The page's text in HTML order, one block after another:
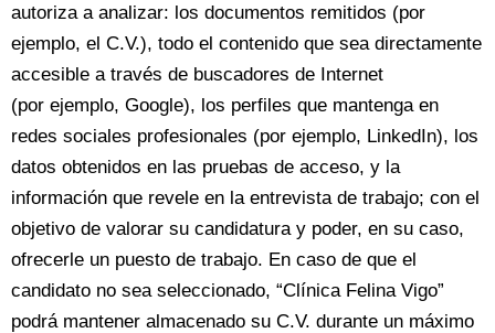
autoriza a analizar: los documentos remitidos (por
ejemplo, el C.V.), todo el contenido que sea directamente
accesible a través de buscadores de Internet
(por ejemplo, Google), los perfiles que mantenga en
redes sociales profesionales (por ejemplo, LinkedIn), los
datos obtenidos en las pruebas de acceso, y la
información que revele en la entrevista de trabajo; con el
objetivo de valorar su candidatura y poder, en su caso,
ofrecerle un puesto de trabajo. En caso de que el
candidato no sea seleccionado, “Clínica Felina Vigo”
podrá mantener almacenado su C.V. durante un máximo